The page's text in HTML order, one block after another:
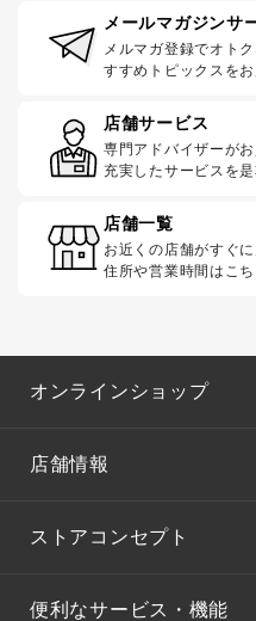
メールマガジンサ
メルマガ登録でオト
すすめトピックスをお
店舗サービス
専門アドバイザーが
充実したサービスを
店舗一覧
お近くの店舗がすぐに
住所や営業時間はこ
オンラインショップ
店舗情報
ストアコンセプト
便利なサービス・機能